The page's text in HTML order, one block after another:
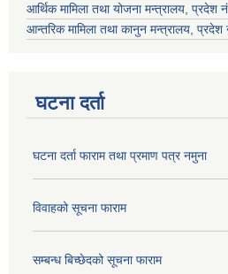
आर्थिक मामिला तथा योजना मन्त्रालय, प्रदेश
आन्तरिक मामिला तथा कानुन मन्त्रालय,
घटना दर्ता
घटना दर्ता फाराम तथा प्रमाण पत्र नमुना
विवाहको सूचना फाराम
सम्बन्ध बिच्छेदको सूचना फाराम